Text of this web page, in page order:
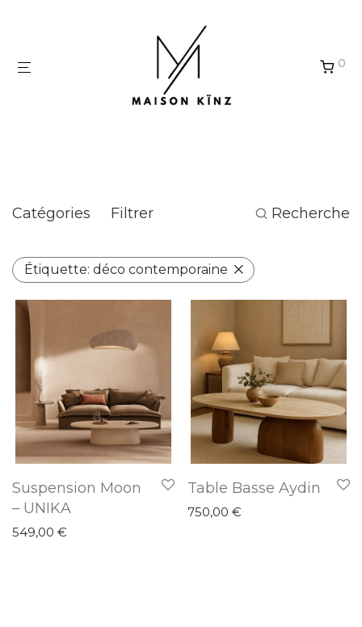
0
Catégories Filtrer Recherche
Étiquette: déco contemporaine
Suspension Moon
– UNIKA
549,00 €
Table Basse Aydin
750,00 €